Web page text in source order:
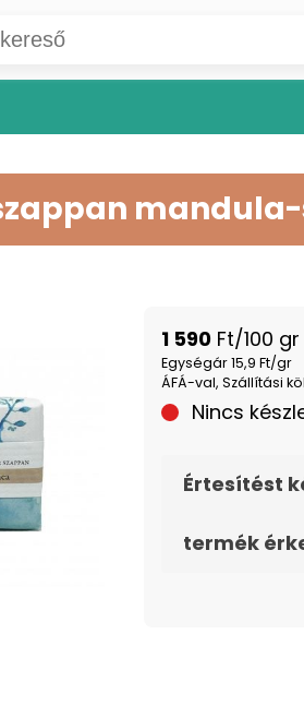
1 590 Ft/100 gr
Egységár 15,9 Ft/gr
ÁFÁ-val, Szállítási
Nincs
Értesítést
termék